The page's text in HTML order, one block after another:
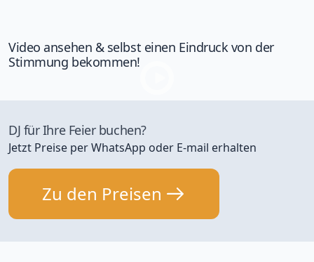
Video ansehen & selbst einen Eindruck von der
Stimmung bekommen!
DJ für Ihre Feier buchen?
Jetzt Preise per WhatsApp oder E-mail erhalten
Zu den Preisen